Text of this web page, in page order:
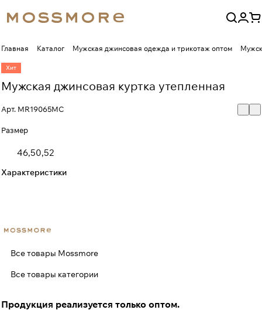
Главная Каталог Мужская джинсовая одежда и трикотаж оптом
Хит
Мужская джинсовая куртка утепленная
Арт. MR19065MC
Размер
46,50,52
Характеристики
Все товары Mossmore
Все товары категории
Продукция реализуется только оптом.